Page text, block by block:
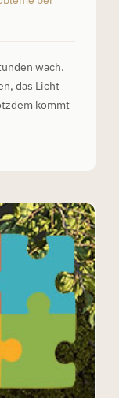
wach.
das Licht
kommt